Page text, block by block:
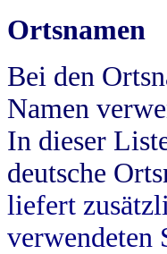
Ortsnamen
Bei den
Namen
In dieser
deutsche
liefert
verwendeten